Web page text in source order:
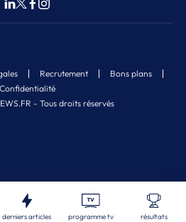
Fermer
- Tous droits réservés
Recrutement
Bons plans
Confidentialité
derniers articles programme tv résultats
articles